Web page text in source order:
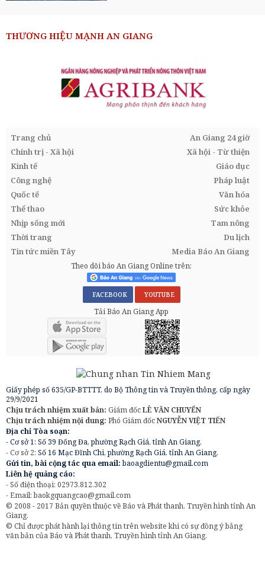
THƯƠNG HIỆU MẠNH AN GIANG
Trang chủ
An Giang 24 giờ
Chính trị - Xã hội
Xã hội - Từ thiện
Kinh tế
Giáo dục
Công nghệ
Pháp luật
Quốc tế
Văn hóa
Thể thao
Sức khỏe
Nhịp sống mới
Tam nông
Thời trang
Du lịch
Tin tức miền Tây
Media Báo An Giang
Theo dõi báo An Giang Online trên:
FACEBOOK YOUTUBE
Tải Báo An Giang App
Giấy phép số 635/GP-BTTTT, do Bộ Thông tin và Truyền thông, cấp ngày
29/9/2021
Chịu trách nhiệm xuất bản: Giám đốcLÊ VĂN CHUYỂN
Chịu trách nhiệm nội dung: Phó Giám đốcNGUYỄN VIỆT TIẾN
Địa chỉ Tòa soạn:
- Cơ sở 1: Số 39 Đống Đa, phường Rạch Giá, tỉnh An Giang.
- Cơ sở 2: Số 16 Mạc Đĩnh Chi, phường Rạch Giá, tỉnh An Giang.
Gửi tin, bài cộng tác qua email:baoagdientu@gmail.com
Liên hệ quảng cáo:
- Số điện thoại: 02973.812.302
- Email:baokgquangcao@gmail.com
© 2008 - 2017 Bản quyền thuộc về Báo và Phát thanh, Truyền hình tỉnh An
Giang.
© Chỉ được phát hành lại thông tin trên website khi có sự đồng ý bằng
văn bản của Báo và Phát thanh, Truyền hình tỉnh An Giang.